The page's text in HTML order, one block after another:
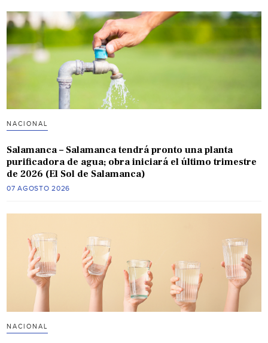
NACIONAL
Salamanca – Salamanca tendrá pronto una planta
purificadora de agua; obra iniciará el último trimestre
de 2026 (El Sol de Salamanca)
07 AGOSTO 2026
NACIONAL